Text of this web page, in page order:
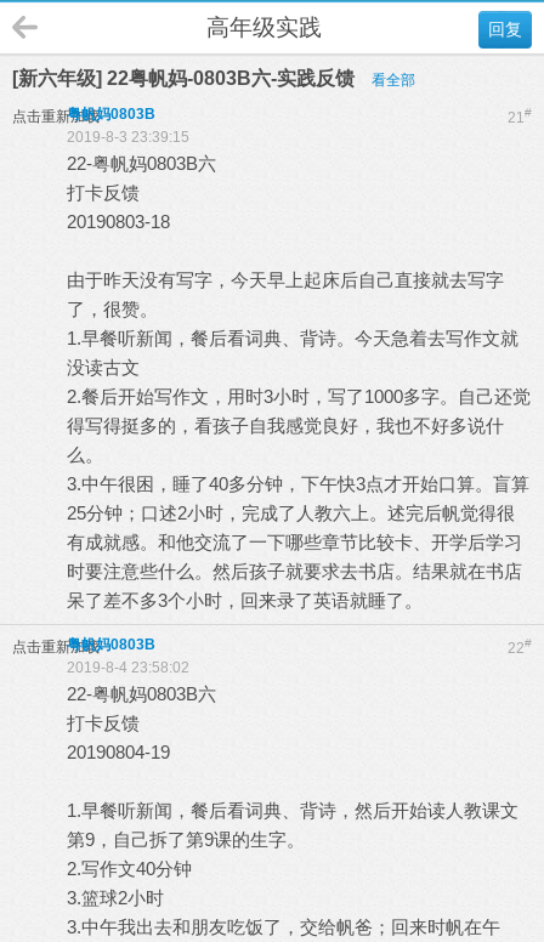
回复
高年级实践
[新六年级] 22粤帆妈-0803B六-实践反馈 看全部
点击重新加载 21#
粤帆妈0803B
2019-8-3 23:39:15
22-粤帆妈0803B六
打卡反馈
20190803-18
由于昨天没有写字，今天早上起床后自己直接就去写字
了，很赞。
1.早餐听新闻，餐后看词典、背诗。今天急着去写作文就
没读古文
2.餐后开始写作文，用时3小时，写了1000多字。自己还觉
得写得挺多的，看孩子自我感觉良好，我也不好多说什
么。
3.中午很困，睡了40多分钟，下午快3点才开始口算。盲算
25分钟；口述2小时，完成了人教六上。述完后帆觉得很
有成就感。和他交流了一下哪些章节比较卡、开学后学习
时要注意些什么。然后孩子就要求去书店。结果就在书店
呆了差不多3个小时，回来录了英语就睡了。
点击重新加载 22#
粤帆妈0803B
2019-8-4 23:58:02
22-粤帆妈0803B六
打卡反馈
20190804-19
1.早餐听新闻，餐后看词典、背诗，然后开始读人教课文
第9，自己拆了第9课的生字。
2.写作文40分钟
3.篮球2小时
3.中午我出去和朋友吃饭了，交给帆爸；回来时帆在午